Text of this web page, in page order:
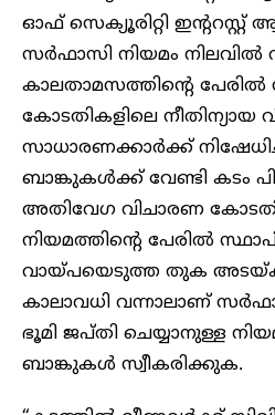
ഓഫ് സെക്യൂരിറ്റി
സർഫാസി നിയമം നിലവിൽ
കാലതാമസത്തിന്റെ പേരിൽ
കോടതികളിലെ നീതിന്യായ
സാധാരണക്കാർക്ക്
ബാങ്കുകൾക്ക് വേണ്ടി കടം
അതിവേഗ വിചാരണ
നിയമത്തിന്റെ പേരിൽ
വായ്പയെടുത്ത തുക
കാലാവധി വന്നാലാണ്
ഭൂമി ജപ്തി ചെയ്യാനുള്ള
ബാങ്കുകൾ സ്വീകരിക്കുക.